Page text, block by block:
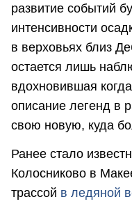
развитие событий
интенсивности
в верховьях близ
остается лишь
вдохновившая
описание легенд в
свою новую, куда
Ранее стало
Колосниково в
трассой в ледяной